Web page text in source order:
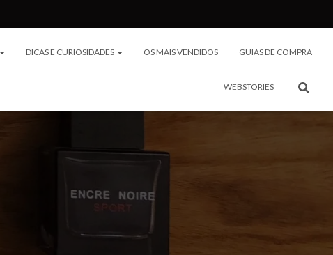
DICAS E CURIOSIDADES OS MAIS VENDIDOS GUIAS DE COMPRA
WEBSTORIES